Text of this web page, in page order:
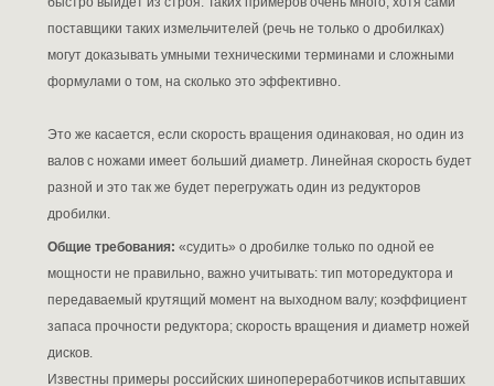
поставщики таких измельчителей (речь не только о дробилках)
могут доказывать умными техническими терминами и сложными
формулами о том, на сколько это эффективно.
Это же касается, если скорость вращения одинаковая, но один из
валов с ножами имеет больший диаметр. Линейная скорость будет
разной и это так же будет перегружать один из редукторов
дробилки.
Общие требования: «судить» о дробилке только по одной ее
мощности не правильно, важно учитывать: тип моторедуктора и
передаваемый крутящий момент на выходном валу; коэффициент
запаса прочности редуктора; скорость вращения и диаметр ножей
дисков.
Известны примеры российских шинопереработчиков испытавших